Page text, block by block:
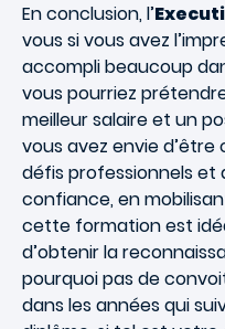
En conclusion, l’
vous si vous avez
accompli beaucoup
vous pourriez
meilleur salaire et un
vous avez envie
défis professionnels et
confiance, en
cette formation est
d’obtenir la
pourquoi pas de
dans les années qui